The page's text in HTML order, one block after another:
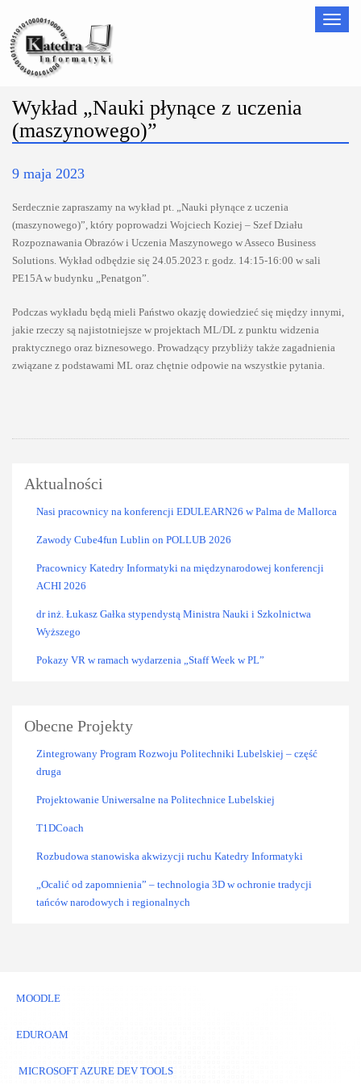
Wykład „Nauki płynące z uczenia
(maszynowego)”
9 maja 2023
Serdecznie zapraszamy na wykład pt. „Nauki płynące z uczenia
(maszynowego)”, który poprowadzi Wojciech Koziej – Szef Działu
Rozpoznawania Obrazów i Uczenia Maszynowego w Asseco Business
Solutions. Wykład odbędzie się 24.05.2023 r. godz. 14:15-16:00 w sali
PE15A w budynku „Penatgon”.
Podczas wykładu będą mieli Państwo okazję dowiedzieć się między innymi,
jakie rzeczy są najistotniejsze w projektach ML/DL z punktu widzenia
praktycznego oraz biznesowego. Prowadzący przybliży także zagadnienia
związane z podstawami ML oraz chętnie odpowie na wszystkie pytania.
Aktualności
Nasi pracownicy na konferencji EDULEARN26 w Palma de Mallorca
Zawody Cube4fun Lublin on POLLUB 2026
Pracownicy Katedry Informatyki na międzynarodowej konferencji
ACHI 2026
dr inż. Łukasz Gałka stypendystą Ministra Nauki i Szkolnictwa
Wyższego
Pokazy VR w ramach wydarzenia „Staff Week w PL”
Obecne Projekty
Zintegrowany Program Rozwoju Politechniki Lubelskiej – część
druga
Projektowanie Uniwersalne na Politechnice Lubelskiej
T1DCoach
Rozbudowa stanowiska akwizycji ruchu Katedry Informatyki
„Ocalić od zapomnienia” – technologia 3D w ochronie tradycji
tańców narodowych i regionalnych
MOODLE
EDUROAM
MICROSOFT AZURE DEV TOOLS